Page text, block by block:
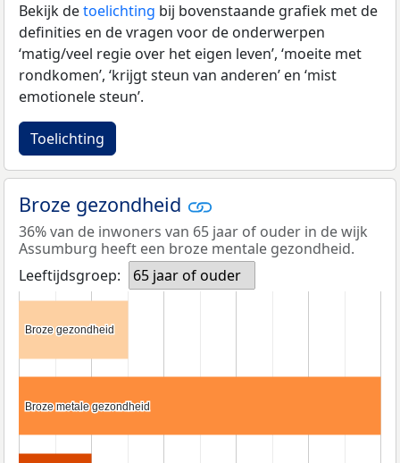
Bekijk detoelichting bij bovenstaande grafiek met de
definities en de vragen voor de onderwerpen
‘matig/veel regie over het eigen leven’, ‘moeite met
rondkomen’, ‘krijgt steun van anderen’ en ‘mist
emotionele steun’.
Toelichting
Broze gezondheid
36% van de inwoners van 65 jaar of ouder in de wijk
Assumburg heeft een broze mentale gezondheid.
Leeftijdsgroep:
65 jaar of ouder
Broze gezondheid
Broze gezondheid
Broze metale gezondheid
Broze metale gezondheid